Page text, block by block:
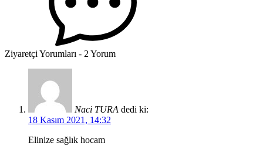
Ziyaretçi Yorumları - 2 Yorum
Naci TURA dedi ki:
18 Kasım 2021, 14:32
Elinize sağlık hocam